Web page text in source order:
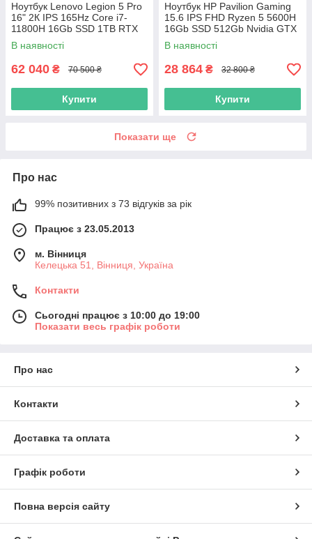
Ноутбук Lenovo Legion 5 Pro
16" 2К IPS 165Hz Core i7-
11800H 16Gb SSD 1TB RTX
3070 8GB
В наявності
62 040 ₴ 70 500 ₴
Купити
Ноутбук HP Pavilion Gaming
15.6 IPS FHD Ryzen 5 5600H
16Gb SSD 512Gb Nvidia GTX
1650 4GB
В наявності
28 864 ₴ 32 800 ₴
Купити
Показати ще
Про нас
99% позитивних з 73 відгуків за рік
Працює з 23.05.2013
м. Вінниця
Келецька 51, Вінниця, Україна
Контакти
Сьогодні працює з 10:00 до 19:00
Показати весь графік роботи
Про нас
Контакти
Доставка та оплата
Графік роботи
Повна версія сайту